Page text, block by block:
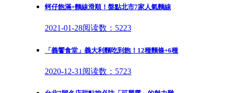
蚵仔飽滿+麵線滑順！盤點北市7家人氣麵線
2021-01-28阅读数：5223
「義饗食堂」義大利麵吃到飽！12種麵條+6種
2020-12-31 阅读数：5723